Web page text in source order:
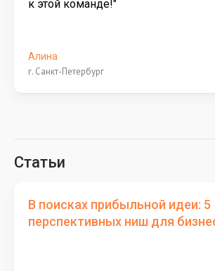
к этой команде!"
Алина
г. Санкт-Петербург
Статьи
В поисках прибыльной идеи: 5
перспективных ниш для